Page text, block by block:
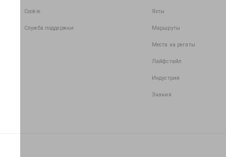
Cookie
Служба поддержки
Яхты
Маршруты
Места на регаты
Лайфстайл
Индустрия
Знания